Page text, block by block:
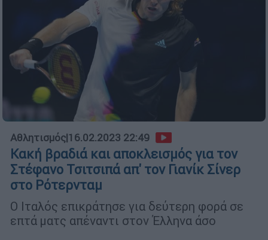
Αθλητισμός|16.02.2023 22:49
Κακή βραδιά και αποκλεισμός για τον
Στέφανο Τσιτσιπά απ' τον Γιανίκ Σίνερ
στο Ρότερνταμ
Ο Ιταλός επικράτησε για δεύτερη φορά σε
επτά ματς απέναντι στον Έλληνα άσο